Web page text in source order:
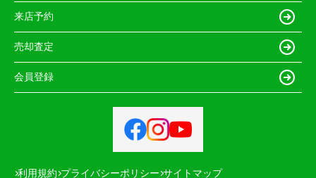
来店予約
売却査定
会員登録
利用規約 プライバシーポリシー サイトマップ